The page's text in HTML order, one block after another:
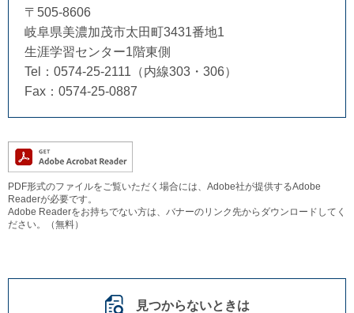
〒505-8606
岐阜県美濃加茂市太田町3431番地1
生涯学習センター1階東側
Tel：0574-25-2111（内線303・306）
Fax：0574-25-0887
PDF形式のファイルをご覧いただく場合には、Adobe社が提供するAdobe
Readerが必要です。
Adobe Readerをお持ちでない方は、バナーのリンク先からダウンロードしてく
ださい。（無料）
見つからないときは